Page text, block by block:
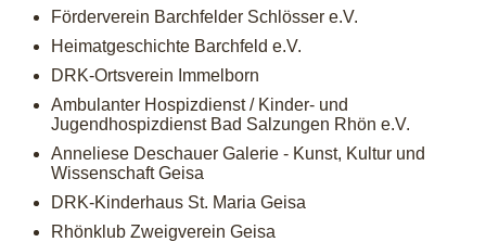
Förderverein Barchfelder Schlösser e.V.
Heimatgeschichte Barchfeld e.V.
DRK-Ortsverein Immelborn
Ambulanter Hospizdienst / Kinder- und
Jugendhospizdienst Bad Salzungen Rhön e.V.
Anneliese Deschauer Galerie - Kunst, Kultur und
Wissenschaft Geisa
DRK-Kinderhaus St. Maria Geisa
Rhönklub Zweigverein Geisa